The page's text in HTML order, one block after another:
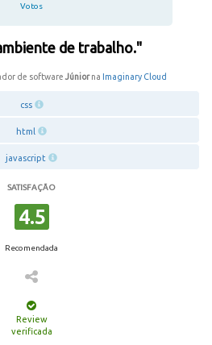
Votos
de trabalho."
de software Júniorna Imaginary Cloud
css
html
javascript
SATISFAÇÃO
4.5
Recomendada
Review
verificada